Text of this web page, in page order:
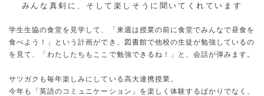
みんな真剣に、そして楽しそうに聞いてくれています
学生生協の食堂を見学して、「来週は授業の前に食堂でみんなで昼食を
食べよう！」という計画ができ、図書館で他校の生徒が勉強しているの
を見て、「わたしたちもここで勉強できるね！」と、会話が弾みます。
サツガクも毎年楽しみにしている高大連携授業。
今年も「英語のコミュニケーション」を楽しく体験するばかりでなく、